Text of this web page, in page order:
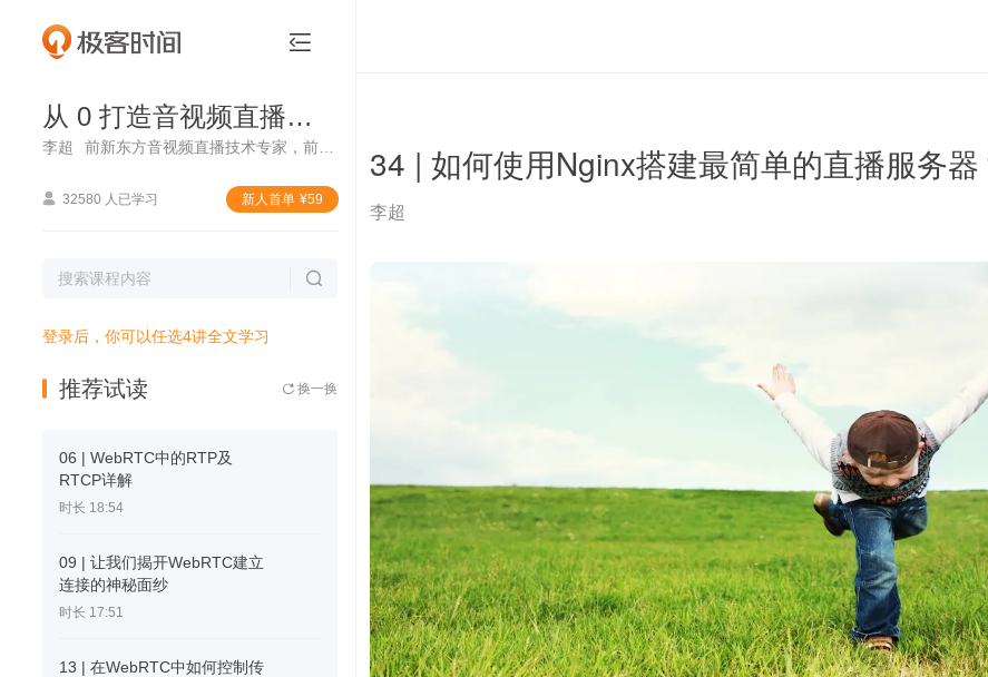

从 0 打造音视频直播系统
李超
 32580 人已学习 新⼈⾸单 ¥59

登录后，你可以任选4讲全文学习
推荐试读  换一换
06 | WebRTC中的RTP及
RTCP详解
时长 18:54
09 | 让我们揭开WebRTC建立
连接的神秘面纱
时长 17:51
13 | 在WebRTC中如何控制传
 从 0 打造音视频直播系统
34 | 如何使用Nginx搭建最简单的直播服务器
李超